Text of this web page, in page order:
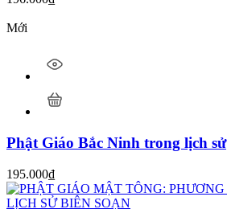
Mới
Phật Giáo Bắc Ninh trong lịch sử
195.000₫